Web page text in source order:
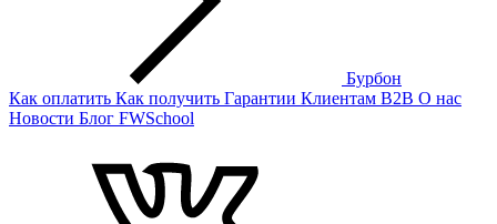
Бурбон
Как оплатить Как получить Гарантии Клиентам B2B О нас
Новости Блог FWSchool